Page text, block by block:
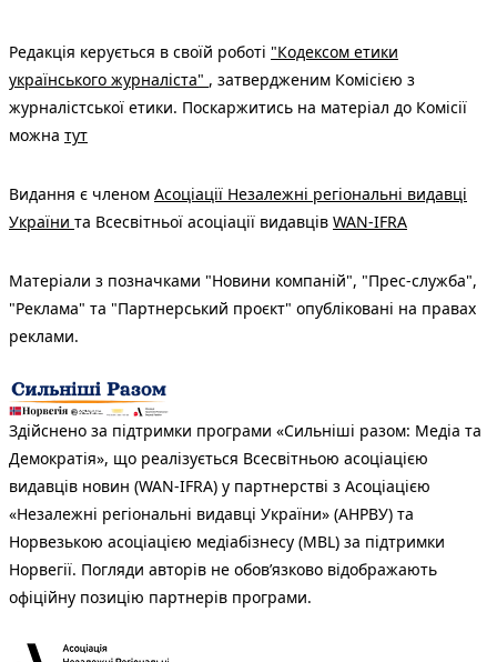
Редакція керується в своїй роботі "Кодексом етики
українського журналіста" , затвердженим Комісією з
журналістської етики. Поскаржитись на матеріал до Комісії
можна тут
Видання є членом Асоціації Незалежні регіональні видавці
України та Всесвітньої асоціації видавців WAN-IFRA
Матеріали з позначками "Новини компаній", "Прес-служба",
"Реклама" та "Партнерський проєкт" опубліковані на правах
реклами.
Здійснено за підтримки програми «Сильніші разом: Медіа та
Демократія», що реалізується Всесвітньою асоціацією
видавців новин (WAN-IFRA) у партнерстві з Асоціацією
«Незалежні регіональні видавці України» (АНРВУ) та
Норвезькою асоціацією медіабізнесу (MBL) за підтримки
Норвегії. Погляди авторів не обов’язково відображають
офіційну позицію партнерів програми.